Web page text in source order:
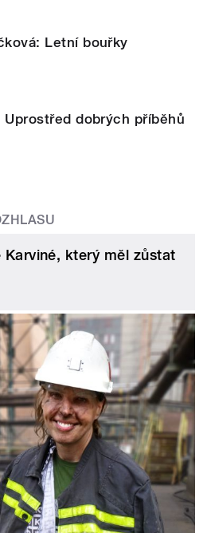
Letní bouřky
dobrých příběhů
který měl zůstat